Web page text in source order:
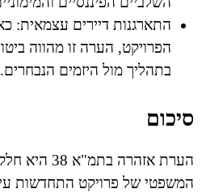
התארגנות דיירים עצמאית:
הפרויקט, הערה זו מהווה
בתהליך מול היזמים הנבחרים.
סיכום
הערת אזהרה
המשפטי של פרויקט התחדשות